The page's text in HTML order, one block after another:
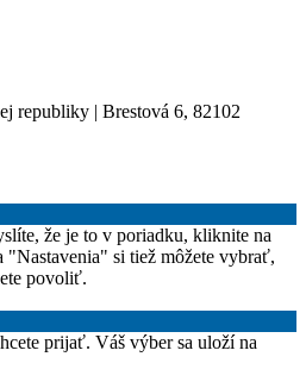
republiky | Brestová 6, 82102
že je to v poriadku, kliknite na
si tiež môžete vybrať,
povoliť.
prijať. Váš výber sa uloží na